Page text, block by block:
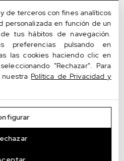
у вас есть терраса,
еще… вы должны
чистоту, порядок
его.
de terceros con fines analíticos
personalizada en función de un
tus hábitos de navegación.
preferencias pulsando en
las cookies haciendo clic en
"Rechazar". Para
Política de Privacidad y